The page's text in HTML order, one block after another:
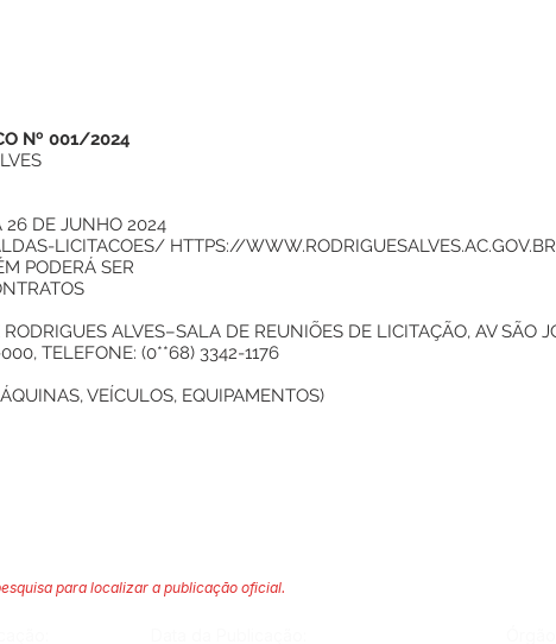
Nº 001/2024
26 DE JUNHO 2024
LICITACOES/ HTTPS://
PODERÁ SER
ALVES–SALA DE REUNIÕES DE LICITAÇÃO, AV SÃO
TELEFONE: (0**68) 3342-1176
VEÍCULOS, EQUIPAMENTOS)
para localizar a publicação oficial.